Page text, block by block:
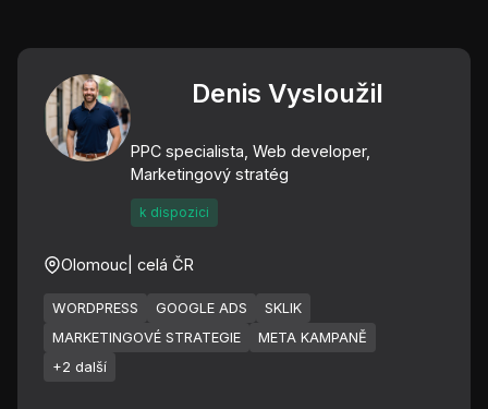
Denis Vysloužil
PPC specialista, Web developer,
Marketingový stratég
k dispozici
Olomouc | celá ČR
WORDPRESS GOOGLE ADS
SKLIK
MARKETINGOVÉ STRATEGIE
META KAMPANĚ
+2 další